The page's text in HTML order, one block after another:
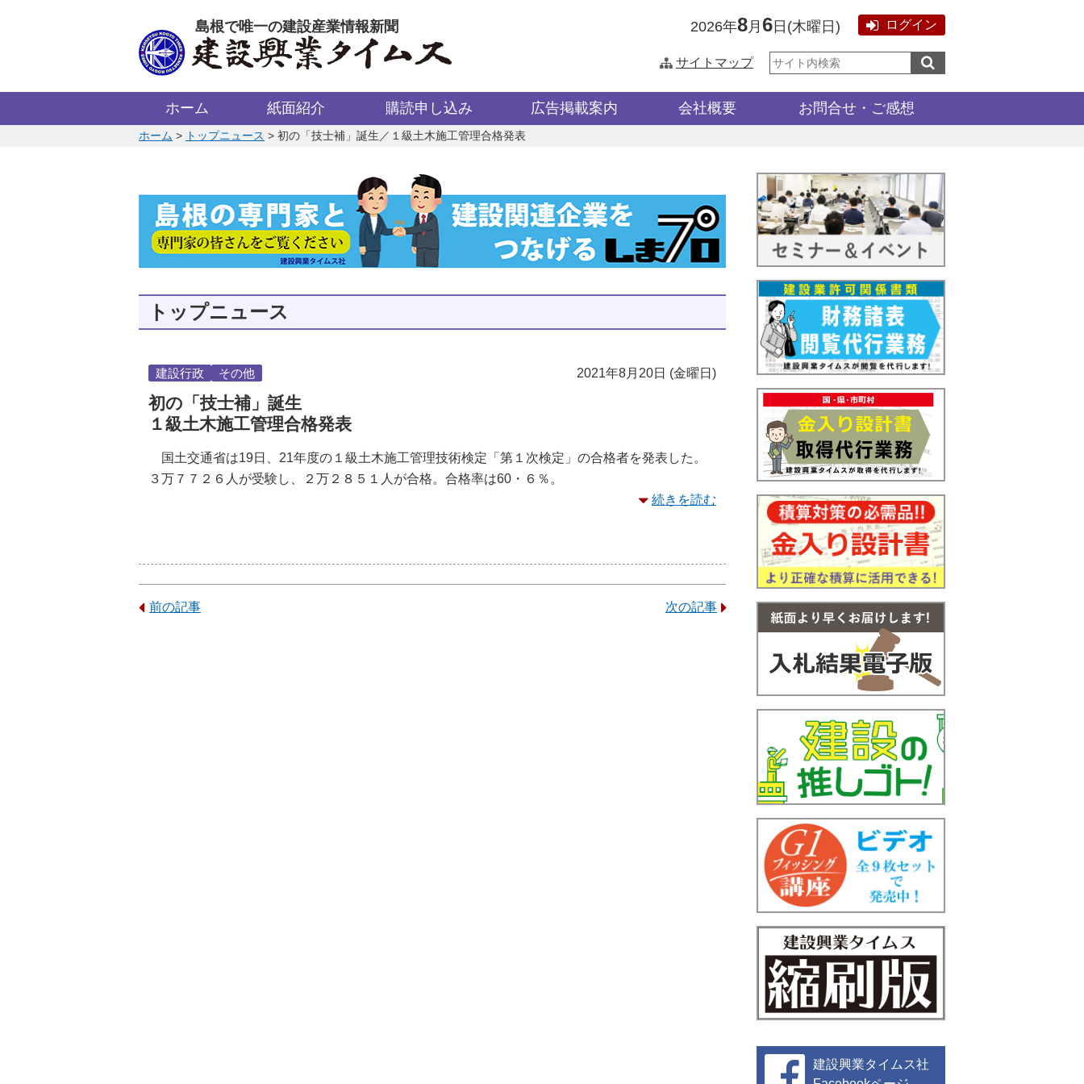
島根で唯一の建設産業情報新聞 2026年8月 6 日 (木曜日 ) ログイン
サイトマップ
サ
イ
内
ホーム 紙面紹介 購読申し込み 広告掲載案内 会社概要 お問合せ・ご感想
このページの位置:
ホーム > トップニュース > 初の「技士補」誕生／１級土木施工管理合格発表
トップニュース
2021年8月20日 (金曜日)
建設行政 その他
初の「技士補」誕生
１級土木施工管理合格発表
国土交通省は19日、21年度の１級土木施工管理技術検定「第１次検定」の合格者を発表した。
３万７７２６人が受験し、２万２８５１人が合格。合格率は60・６％。
続きを読む
前の記事 次の記事
建設興業タイムス社